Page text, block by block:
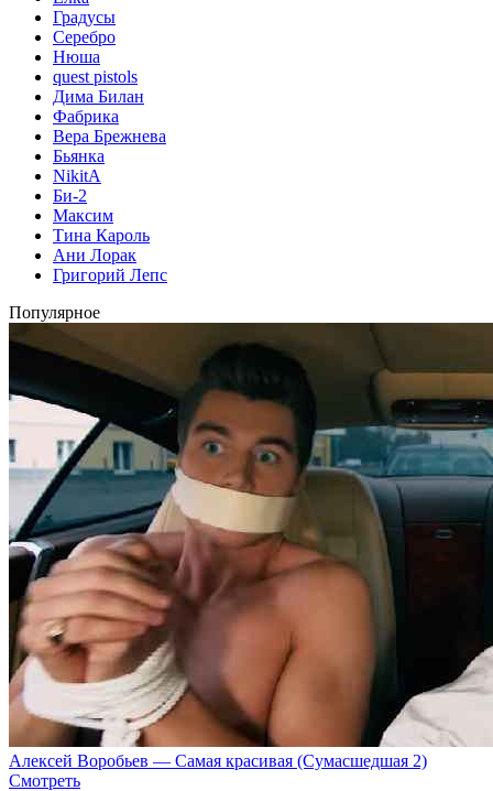
Градусы
Серебро
Нюша
quest pistols
Дима Билан
Фабрика
Вера Брежнева
Бьянка
NikitA
Би-2
Максим
Тина Кароль
Ани Лорак
Григорий Лепс
Популярное
Алексей Воробьев — Самая красивая (Сумасшедшая 2)
Смотреть